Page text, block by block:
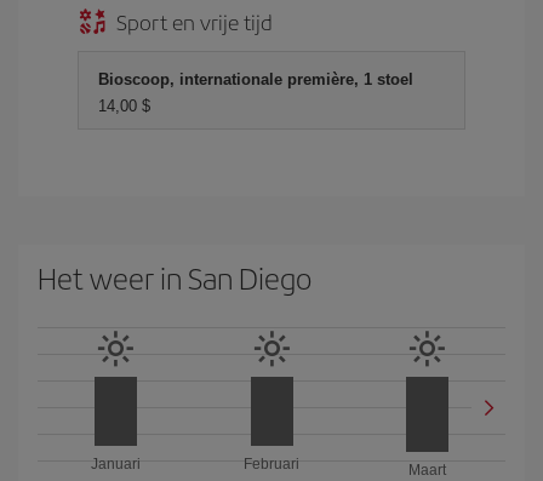
Sport en vrije tijd
Bioscoop, internationale première, 1 stoel
14,00 $
Het weer in San Diego
Januari
Februari
Maart